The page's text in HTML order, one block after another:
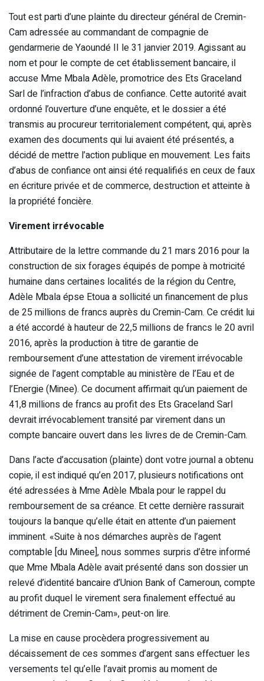
Tout est parti d’une plainte du directeur général de Cremin-
Cam adressée au commandant de compagnie de
gendarmerie de Yaoundé II le 31 janvier 2019. Agissant au
nom et pour le compte de cet établissement bancaire, il
accuse Mme Mbala Adèle, promotrice des Ets Graceland
Sarl de l’infraction d’abus de confiance. Cette autorité avait
ordonné l’ouverture d’une enquête, et le dossier a été
transmis au procureur territorialement compétent, qui, après
examen des documents qui lui avaient été présentés, a
décidé de mettre l’action publique en mouvement. Les faits
d’abus de confiance ont ainsi été requalifiés en ceux de faux
en écriture privée et de commerce, destruction et atteinte à
la propriété foncière.
Virement irrévocable
Attributaire de la lettre commande du 21 mars 2016 pour la
construction de six forages équipés de pompe à motricité
humaine dans certaines localités de la région du Centre,
Adèle Mbala épse Etoua a sollicité un financement de plus
de 25 millions de francs auprès du Cremin-Cam. Ce crédit lui
a été accordé à hauteur de 22,5 millions de francs le 20 avril
2016, après la production à titre de garantie de
remboursement d’une attestation de virement irrévocable
signée de l’agent comptable au ministère de l’Eau et de
l’Energie (Minee). Ce document affirmait qu’un paiement de
41,8 millions de francs au profit des Ets Graceland Sarl
devrait irrévocablement transité par virement dans un
compte bancaire ouvert dans les livres de de Cremin-Cam.
Dans l’acte d’accusation (plainte) dont votre journal a obtenu
copie, il est indiqué qu’en 2017, plusieurs notifications ont
été adressées à Mme Adèle Mbala pour le rappel du
remboursement de sa créance. Et cette dernière rassurait
toujours la banque qu’elle était en attente d’un paiement
imminent. «Suite à nos démarches auprès de l’agent
comptable [du Minee], nous sommes surpris d’être informé
que Mme Mbala Adèle avait présenté dans son dossier un
relevé d’identité bancaire d’Union Bank of Cameroun, compte
au profit duquel le virement sera finalement effectué au
détriment de Cremin-Cam», peut-on lire.
La mise en cause procèdera progressivement au
décaissement de ces sommes d’argent sans effectuer les
versements tel qu’elle l’avait promis au moment de